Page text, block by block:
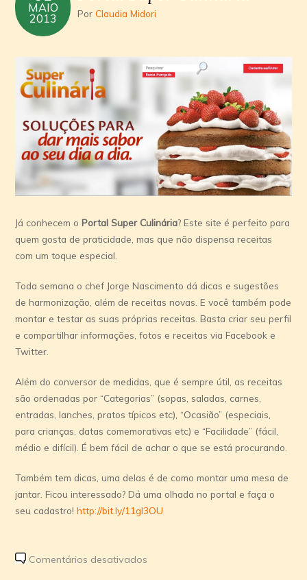
MAIO
2013
PorClaudia Midori
Já conhecem oPortal Super Culinária? Este site é perfeito para
quem gosta de praticidade, mas que não dispensa receitas
com um toque especial.
Toda semana o chef Jorge Nascimento dá dicas e sugestões
de harmonização, além de receitas novas. E você também pode
montar e testar as suas próprias receitas. Basta criar seu perfil
e compartilhar informações, fotos e receitas via Facebook e
Twitter.
Além do conversor de medidas, que é sempre útil, as receitas
são ordenadas por “Categorias” (sopas, saladas, carnes,
entradas, lanches, pratos típicos etc), “Ocasião” (especiais,
para crianças, datas comemorativas etc) e “Facilidade” (fácil,
médio e difícil). É bem fácil de achar o que se está procurando.
Também tem dicas, uma delas é de como montar uma mesa de
jantar. Ficou interessado? Dá uma olhada no portal e faça o
seu cadastro!http://bit.ly/11gI3OU
Comentários desativados